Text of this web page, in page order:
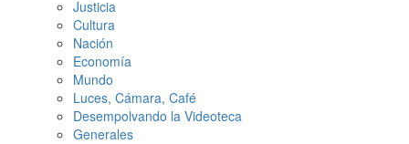
Justicia
Cultura
Nación
Economía
Mundo
Luces, Cámara, Café
Desempolvando la Videoteca
Generales